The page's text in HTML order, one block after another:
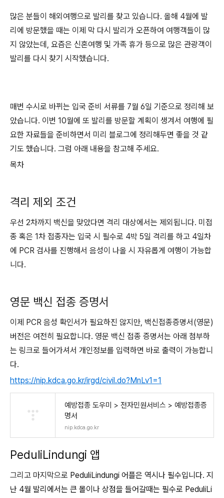
많은 분들이 해외여행으로 발리를 찾고 있습니다. 올해 4월에 발
리에 방문했을 때는 이제 막 다시 발리가 오픈하여 여행객들이 많
지 않았는데, 요즘은 신혼여행 및 가족 휴가 등으로 많은 관광객이
발리를 다시 찾기 시작했습니다.
매번 수시로 바뀌는 입국 준비 서류를 7월 6일 기준으로 정리해 보
았습니다. 이번 10월에 또 발리를 방문할 계획이 생겨서 여행에 필
요한 자료들을 준비하면서 미리 블로그에 정리해두면 좋을 것 같
기도 했습니다. 그럼 아래 내용을 참고해 주세요.
목차
격리 제외 조건
우선 2차까지 백신을 맞았다면 격리 대상에서는 제외됩니다. 미접
종 혹은 1차 접종자는 입국 시 필수로 4박 5일 격리를 하고 4일차
에 PCR 검사를 진행해서 음성이 나올 시 자유롭게 여행이 가능합
니다.
영문 백신 접종 증명서
이제 PCR 음성 확인서가 필요하진 않지만, 백신접종증명서(영문)
버전은 여전히 필요합니다. 영문 백신 접종 증명서는 아래 첨부하
는 링크로 들어가셔서 개인정보를 입력하면 바로 출력이 가능합니
다.
https://nip.kdca.go.kr/irgd/civil.do?MnLv1=1
예방접종 도우미 > 전자민원서비스 > 예방접종증
명서
nip.kdca.go.kr
PeduliLindungi 앱
그리고 마지막으로 PeduliLindungi 어플은 역시나 필수입니다. 지
난 4월 발리에서는 큰 몰이나 상점을 들어갈때는 필수로 PeduliLi